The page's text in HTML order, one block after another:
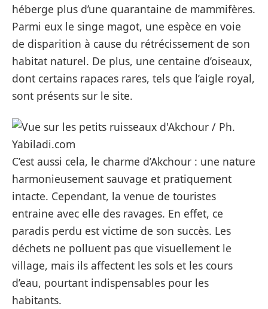
héberge plus d’une quarantaine de mammifères.
Parmi eux le singe magot, une espèce en voie
de disparition à cause du rétrécissement de son
habitat naturel. De plus, une centaine d’oiseaux,
dont certains rapaces rares, tels que l’aigle royal,
sont présents sur le site.
C’est aussi cela, le charme d’Akchour : une nature
harmonieusement sauvage et pratiquement
intacte. Cependant, la venue de touristes
entraine avec elle des ravages. En effet, ce
paradis perdu est victime de son succès. Les
déchets ne polluent pas que visuellement le
village, mais ils affectent les sols et les cours
d’eau, pourtant indispensables pour les
habitants.